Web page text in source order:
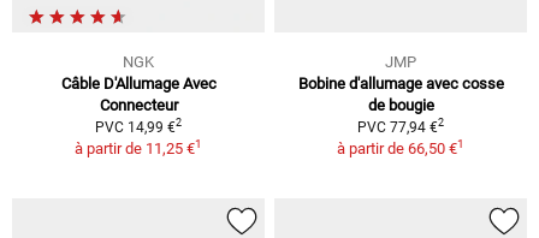
NGK
Câble D'Allumage Avec
Connecteur
PVC 14,99 €2
à partir de 11,25 €1
JMP
Bobine d'allumage avec cosse
de bougie
PVC 77,94 €2
à partir de 66,50 €1